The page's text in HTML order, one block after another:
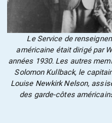
Le Service de
américaine était dirigé par
années 1930. Les autres
Solomon Kullback, le
Louise Newkirk Nelson,
des garde-côtes